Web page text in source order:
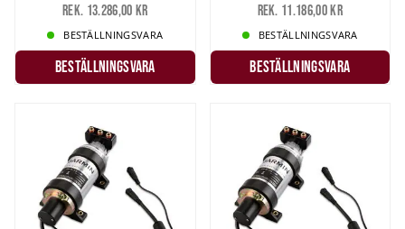
Rek. 13.286,00 kr
BESTÄLLNINGSVARA
Beställningsvara
Rek. 11.186,00 kr
BESTÄLLNINGSVARA
Beställningsvara